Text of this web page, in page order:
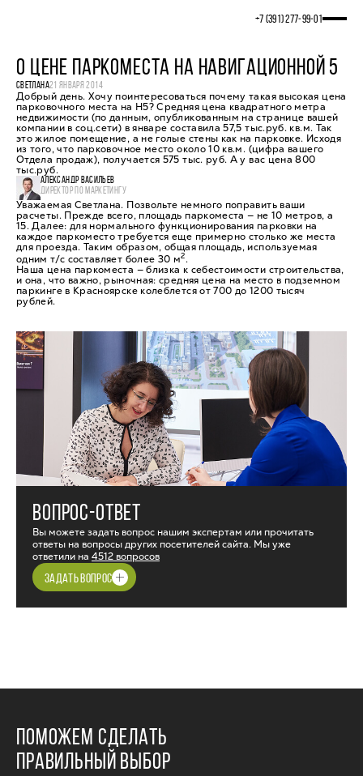
+7 (391) 277‒99‒01
О ЦЕНЕ ПАРКОМЕСТА НА НАВИГАЦИОННОЙ 5
СВЕТЛАНА21 ЯНВАРЯ 2014
Добрый день. Хочу поинтересоваться почему такая высокая цена
парковочного места на Н5? Средняя цена квадратного метра
недвижимости (по данным, опубликованным на странице вашей
компании в соц.сети) в январе составила 57,5 тыс.руб. кв.м. Так
это жилое помещение, а не голые стены как на парковке. Исходя
из того, что парковочное место около 10 кв.м. (цифра вашего
Отдела продаж), получается 575 тыс. руб. А у вас цена 800
тыс.руб.
АЛЕКСАНДР ВАСИЛЬЕВ
ДИРЕКТОР ПО МАРКЕТИНГУ
Уважаемая Светлана. Позвольте немного поправить ваши
расчеты. Прежде всего, площадь паркоместа — не 10 метров, а
15. Далее: для нормального функционирования парковки на
каждое паркоместо требуется еще примерно столько же места
для проезда. Таким образом, общая площадь, используемая
одним т/с составляет более 30 м2.
Наша цена паркоместа — близка к себестоимости строительства,
и она, что важно, рыночная: средняя цена на место в подземном
паркинге в Красноярске колеблется от 700 до 1200 тысяч
рублей.
ВОПРОС-ОТВЕТ
Вы можете задать вопрос нашим экспертам или прочитать
ответы на вопросы других посетителей сайта. Мы уже
ответили на 4512 вопросов
ЗАДАТЬ ВОПРОС
ПОМОЖЕМ СДЕЛАТЬ
ПРАВИЛЬНЫЙ ВЫБОР